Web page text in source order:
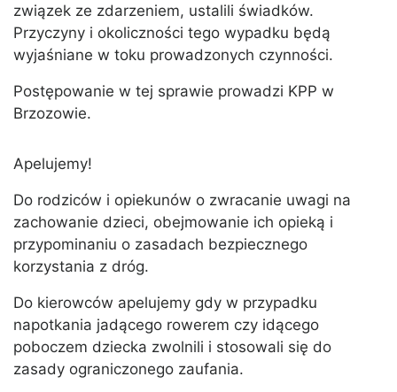
związek ze zdarzeniem, ustalili świadków.
Przyczyny i okoliczności tego wypadku będą
wyjaśniane w toku prowadzonych czynności.
Postępowanie w tej sprawie prowadzi KPP w
Brzozowie.
Apelujemy!
Do rodziców i opiekunów o zwracanie uwagi na
zachowanie dzieci, obejmowanie ich opieką i
przypominaniu o zasadach bezpiecznego
korzystania z dróg.
Do kierowców apelujemy gdy w przypadku
napotkania jadącego rowerem czy idącego
poboczem dziecka zwolnili i stosowali się do
zasady ograniczonego zaufania.